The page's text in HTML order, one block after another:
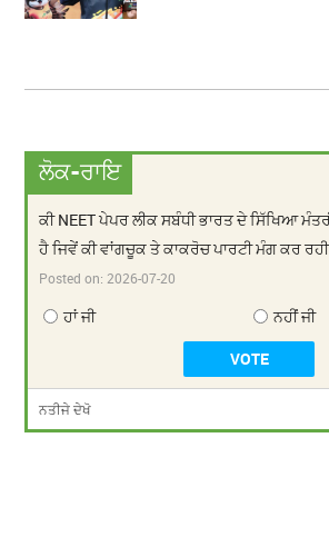
ਲੋਕ-ਰਾਇ
ਕੀ NEET ਪੇਪਰ ਲੀਕ ਸਬੰਧੀ ਭਾਰਤ ਦੇ ਸਿੱਖਿਆ
ਹੈ ਜਿਵੇਂ ਕੀ ਵਾਂਗਚੂਕ ਤੇ ਕਾਕਰੋਚ ਪਾਰਟੀ ਮੰਗ ਕਰ
Posted on:2026-07-20
ਹਾਂ ਜੀ ਨਹੀਂ ਜੀ
ਨਤੀਜੇ ਦੇਖੋ